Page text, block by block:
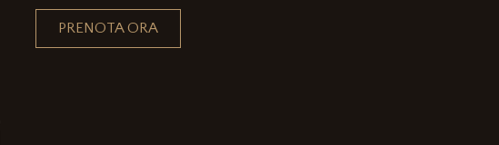
PRENOTA ORA